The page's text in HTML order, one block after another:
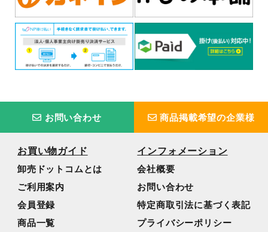
お問い合わせ 商品掲載希望の企業様
お買い物ガイド
卸売ドットコムとは
ご利用案内
会員登録
商品一覧
インフォメーション
会社概要
お問い合わせ
特定商取引法に基づく表記
プライバシーポリシー